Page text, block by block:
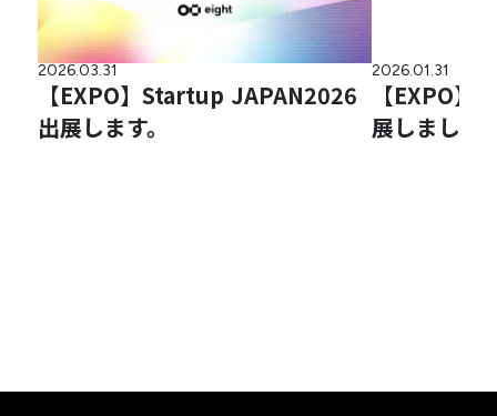
2026.03.31
【EXPO】Startup JAPAN2026
出展します。
2026.01.31
【EXPO】
展しました